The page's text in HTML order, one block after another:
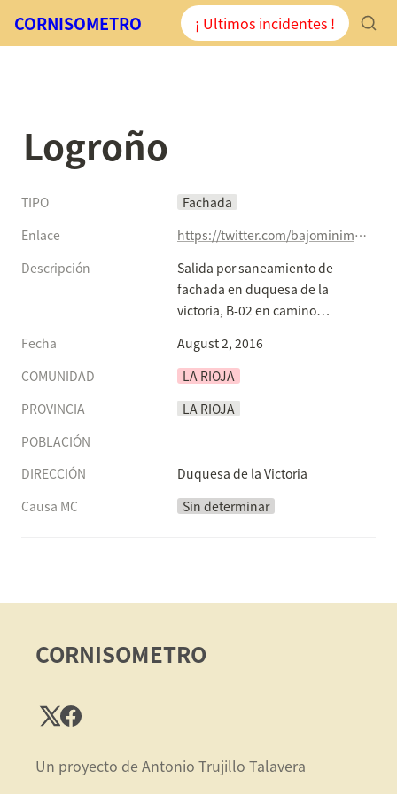
CORNISOMETRO ¡ Ultimos incidentes !
Logroño
TIPO
Fachada
Enlace
https://twitter.com/bajominimosbomb/status/760452830033567744
Descripción
Salida por saneamiento de
fachada en duquesa de la
victoria, B-02 en camino…
Fecha
August 2, 2016
COMUNIDAD
LA RIOJA
PROVINCIA
LA RIOJA
POBLACIÓN
DIRECCIÓN
Duquesa de la Victoria
Causa MC
Sin determinar
CORNISOMETRO
Un proyecto de Antonio Trujillo Talavera